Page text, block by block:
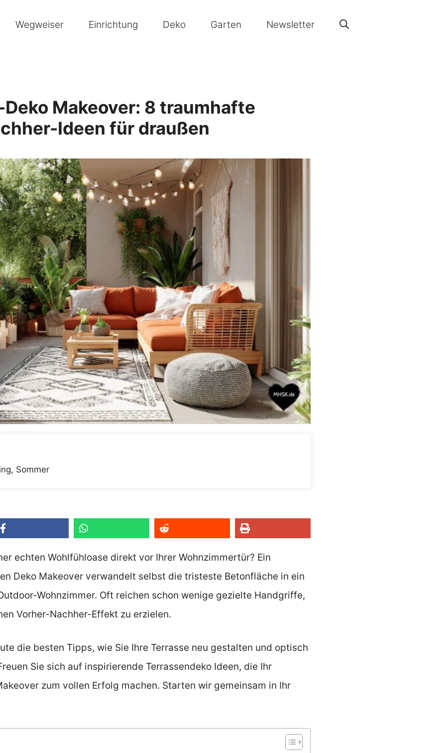
Wegweiser Einrichtung Deko Garten Newsletter
Makeover: 8 traumhafte
Ideen für draußen
, Sommer
echten Wohlfühloase direkt vor Ihrer Wohnzimmertür? Ein
Deko Makeover verwandelt selbst die tristeste Betonfläche in ein
Wohnzimmer. Oft reichen schon wenige gezielte Handgriffe,
Vorher-Nachher-Effekt zu erzielen.
die besten Tipps, wie Sie Ihre Terrasse neu gestalten und optisch
Sie sich auf inspirierende Terrassendeko Ideen, die Ihr
zum vollen Erfolg machen. Starten wir gemeinsam in Ihr